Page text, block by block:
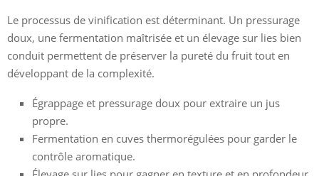
Le processus de vinification est déterminant. Un pressurage
doux, une fermentation maîtrisée et un élevage sur lies bien
conduit permettent de préserver la pureté du fruit tout en
développant de la complexité.
Égrappage et pressurage doux pour extraire un jus
propre.
Fermentation en cuves thermorégulées pour garder le
contrôle aromatique.